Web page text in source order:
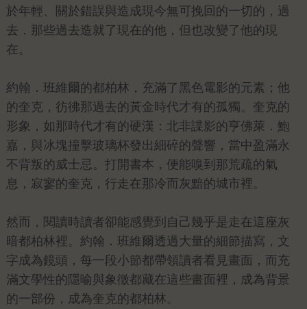
於年輕、關於錯誤與造成現今無可挽回的一切的，過
去．那些過去造就了現在的他，但也改變了他的現
在。
約翰．班維爾的都柏林，充滿了黑色電影的元素；他
的奎克，彷彿那過去的黃金時代才有的孤獨。奎克的
形象，如那時代才有的硬漢：北非諜影的亨佛萊．鮑
嘉，與冰塊撞擊玻璃杯發出細碎的聲響，當中盈滿永
不背叛的威士忌。打開書本，便能嗅到那荒疏的氣
息，寂寥的奎克，行走在那冷而灰黯的城市裡。
然而，閱讀時讀者卻能感覺到自己幾乎是走在這座灰
暗都柏林裡。約翰．班維爾透過大量的細節描寫，文
字成為鏡頭，每一段小節都帶領讀者看見畫面，而充
滿文學性的隱喻與象徵都藏在這些畫面裡，成為背景
的一部份，成為奎克的都柏林。